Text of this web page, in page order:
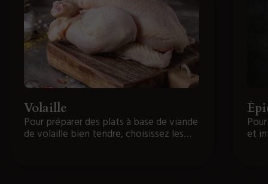
Volaille
Pour préparer des plats à base de viande
de volaille bien tendre, choisissez les et